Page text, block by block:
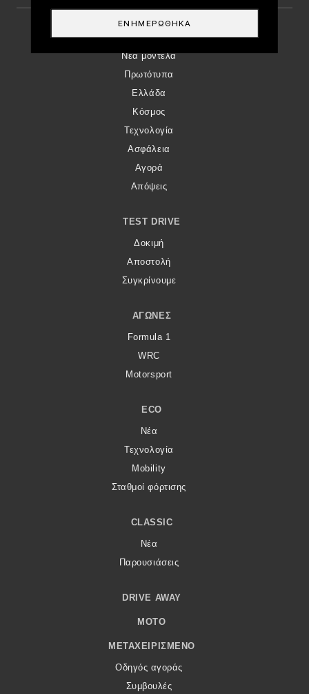
Footer Menu
Νέα μοντέλα
Πρωτότυπα
Ελλάδα
Κόσμος
Τεχνολογία
Ασφάλεια
Αγορά
Απόψεις
TEST DRIVE
Δοκιμή
Αποστολή
Συγκρίνουμε
ΑΓΏΝΕΣ
Formula 1
WRC
Motorsport
ECO
Νέα
Τεχνολογία
Mobility
Σταθμοί φόρτισης
CLASSIC
Νέα
Παρουσιάσεις
DRIVE AWAY
MOTO
ΜΕΤΑΧΕΙΡΙΣΜΈΝΟ
Οδηγός αγοράς
Συμβουλές
ΕΝΗΜΕΡΏΘΗΚΑ